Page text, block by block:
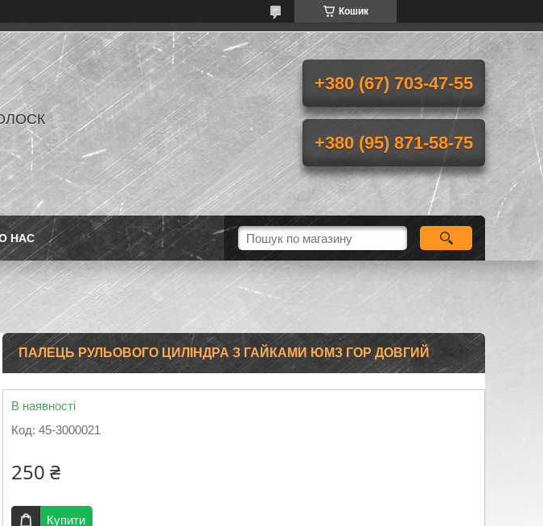
Кошик
+380 (67) 703-47-55
+380 (95) 871-58-75
НАС
ПАЛЕЦЬ РУЛЬОВОГО ЦИЛІНДРА З ГАЙКАМИ ЮМЗ ГОР ДОВГИЙ
В наявності
Код: 45-3000021
250 ₴
Купити